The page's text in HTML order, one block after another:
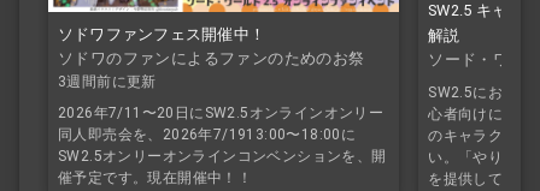
ソドワファンフェス開催中！
ソドワのファンによるファンのためのお祭
り！
3週間前に更新
2026年7/11〜20日にSW2.5オンラインオンリー
同人即売会を、2026年7/1913:00〜18:00に
SW2.5オンリーオンラインコンベンションを、開
催予定です。現在開催中！！
SW2.5 キャラ
解説
ソード・ワー
SW2.5における
心者向けにわか
のキャラクター
い。「やりたい
を提供していき